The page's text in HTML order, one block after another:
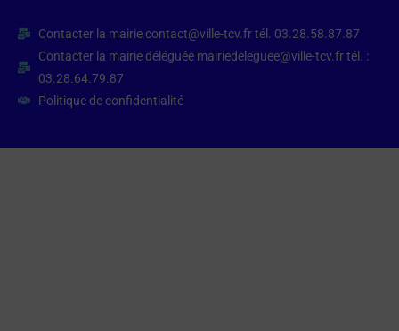
Contacter la mairie contact@ville-tcv.fr tél. 03.28.58.87.87
Contacter la mairie déléguée mairiedeleguee@ville-tcv.fr tél. :
03.28.64.79.87
Politique de confidentialité